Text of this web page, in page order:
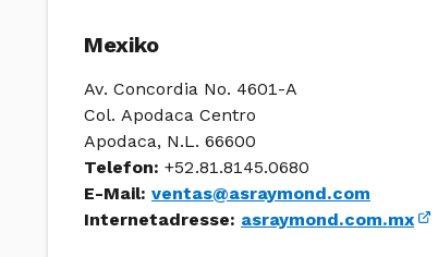
Mexiko
Av. Concordia No. 4601-A
Col. Apodaca Centro
Apodaca, N.L. 66600
Telefon: +52.81.8145.0680
E-Mail: ventas@asraymond.com
Internetadresse: asraymond.com.mx